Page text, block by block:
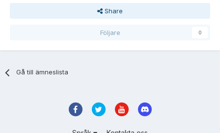
Share
Följare 0
Gå till ämneslista